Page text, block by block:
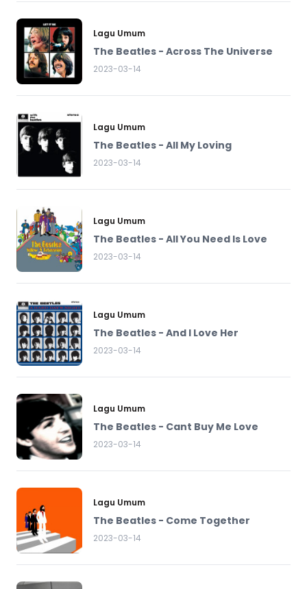
Lagu Umum
The Beatles - Across The Universe
2023-03-14
Lagu Umum
The Beatles - All My Loving
2023-03-14
Lagu Umum
The Beatles - All You Need Is Love
2023-03-14
Lagu Umum
The Beatles - And I Love Her
2023-03-14
Lagu Umum
The Beatles - Cant Buy Me Love
2023-03-14
Lagu Umum
The Beatles - Come Together
2023-03-14